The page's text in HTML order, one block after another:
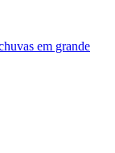
em grande